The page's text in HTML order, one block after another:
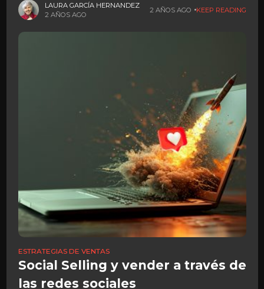
LAURA GARCÍA HERNANDEZ
2 AÑOS AGO
2 AÑOS AGO KEEP READING
ESTRATEGIAS DE VENTAS
Social Selling y vender a través de
las redes sociales